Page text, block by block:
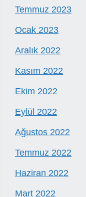
Temmuz 2023
Ocak 2023
Aralık 2022
Kasım 2022
Ekim 2022
Eylül 2022
Ağustos 2022
Temmuz 2022
Haziran 2022
Mart 2022